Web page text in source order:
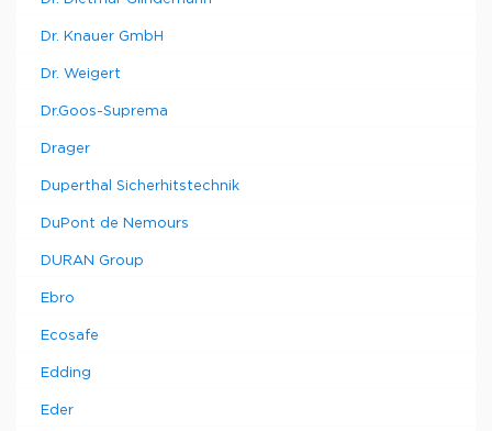
Dr. Knauer GmbH
Dr. Weigert
Dr.Goos-Suprema
Drager
Duperthal Sicherhitstechnik
DuPont de Nemours
DURAN Group
Ebro
Ecosafe
Edding
Eder